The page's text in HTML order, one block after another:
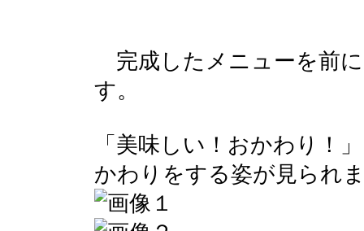
完成したメニューを前
す。
「美味しい！おかわり！
かわりをする姿が見られ